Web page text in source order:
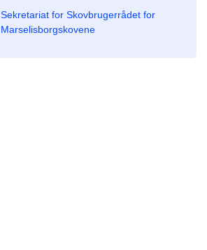
Sekretariat for Skovbrugerrådet for
Marselisborgskovene